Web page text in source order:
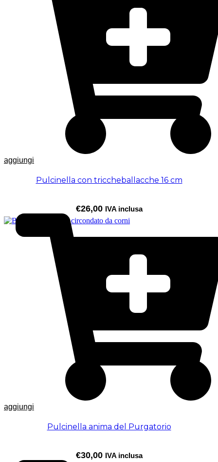
aggiungi
Pulcinella con triccheballacche 16 cm
€26,00 IVA inclusa
aggiungi
Pulcinella anima del Purgatorio
€30,00 IVA inclusa